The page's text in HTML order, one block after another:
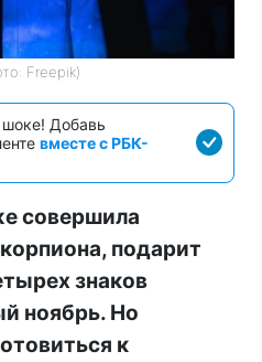
Freepik)
шоке! Добавь
вместе с РБК-
совершила
подарит
знаков
ноябрь. Но
к